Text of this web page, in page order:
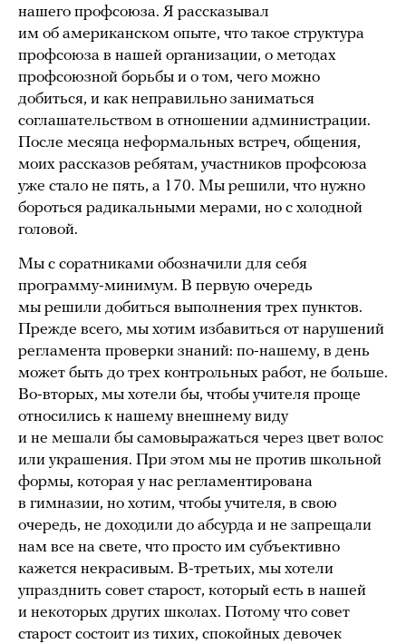
нашего профсоюза. Я рассказывал
им об американском опыте, что такое структура
профсоюза в нашей организации, о методах
профсоюзной борьбы и о том, чего можно
добиться, и как неправильно заниматься
соглашательством в отношении администрации.
После месяца неформальных встреч, общения,
моих рассказов ребятам, участников профсоюза
уже стало не пять, а 170. Мы решили, что нужно
бороться радикальными мерами, но с холодной
головой.
Мы с соратниками обозначили для себя
программу-минимум. В первую очередь
мы решили добиться выполнения трех пунктов.
Прежде всего, мы хотим избавиться от нарушений
регламента проверки знаний: по-нашему, в день
может быть до трех контрольных работ, не больше.
Во-вторых, мы хотели бы, чтобы учителя проще
относились к нашему внешнему виду
и не мешали бы самовыражаться через цвет волос
или украшения. При этом мы не против школьной
формы, которая у нас регламентирована
в гимназии, но хотим, чтобы учителя, в свою
очередь, не доходили до абсурда и не запрещали
нам все на свете, что просто им субъективно
кажется некрасивым. В-третьих, мы хотели
упразднить совет старост, который есть в нашей
и некоторых других школах. Потому что совет
старост состоит из тихих, спокойных девочек